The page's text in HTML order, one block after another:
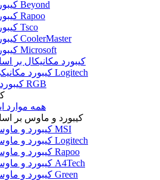
کیبورد Beyond
کیبورد Rapoo
کیبورد Tsco
کیبورد CoolerMaster
کیبورد Microsoft
کیبورد مکانیکال بر
کیبورد مکانیکی Logitech
کیبورد گیمینگ RGB
همه موارد
کیبورد و ماوس بر
کیبورد و ماوس MSI
کیبورد و ماوس Logitech
کیبورد و ماوس Rapoo
کیبورد و ماوس A4Tech
کیبورد و ماوس Green